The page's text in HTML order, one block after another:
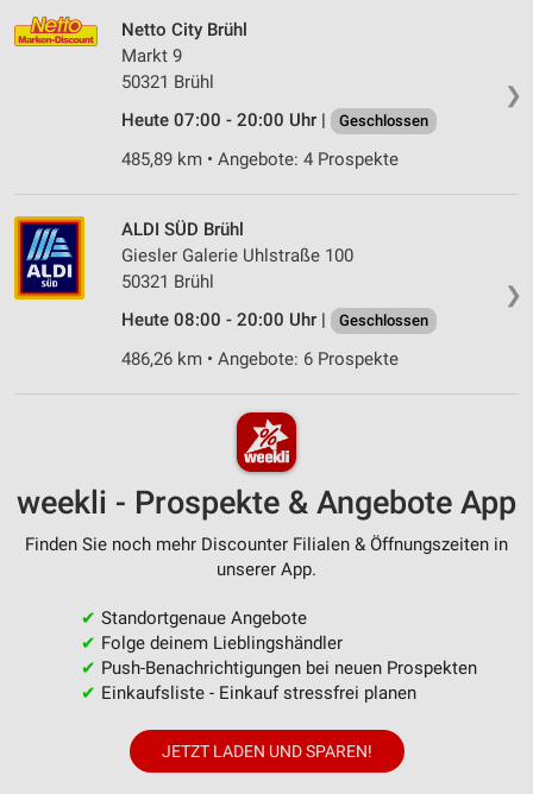
❯
Netto City Brühl
Markt 9
50321 Brühl
Heute 07:00 - 20:00 Uhr |
Geschlossen
485,89 km • Angebote: 4 Prospekte
❯
ALDI SÜD Brühl
Giesler Galerie Uhlstraße 100
50321 Brühl
Heute 08:00 - 20:00 Uhr |
Geschlossen
486,26 km • Angebote: 6 Prospekte
weekli - Prospekte & Angebote App
Finden Sie noch mehr Discounter Filialen & Öffnungszeiten in
unserer App.
✔ Standortgenaue Angebote
✔ Folge deinem Lieblingshändler
✔ Push-Benachrichtigungen bei neuen Prospekten
✔ Einkaufsliste - Einkauf stressfrei planen
JETZT LADEN UND SPAREN!